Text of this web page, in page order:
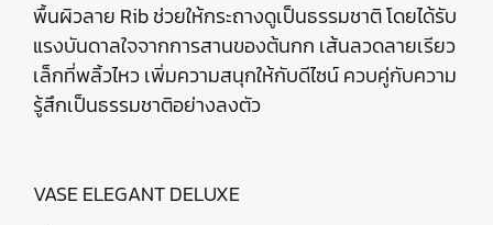
พื้นผิวลาย Rib ช่วยให้กระถางดูเป็นธรรมชาติ โดยได้รับ
แรงบันดาลใจจากการสานของต้นกก เส้นลวดลายเรียว
เล็กที่พลิ้วไหว เพิ่มความสนุกให้กับดีไซน์ ควบคู่กับความ
รู้สึกเป็นธรรมชาติอย่างลงตัว
VASE ELEGANT DELUXE